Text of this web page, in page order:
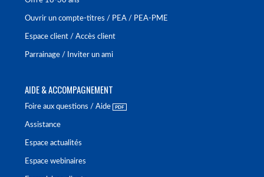
Ouvrir un compte-titres / PEA / PEA-PME
Espace client / Accès client
Parrainage / Inviter un ami
AIDE & ACCOMPAGNEMENT
Foire aux questions / Aide
Assistance
Espace actualités
Espace webinaires